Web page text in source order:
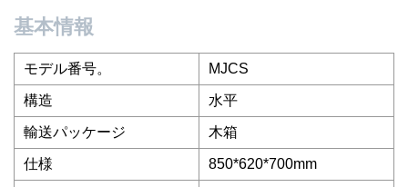
基本情報
モデル番号。 MJCS
構造 水平
輸送パッケージ 木箱
仕様 850*620*700mm